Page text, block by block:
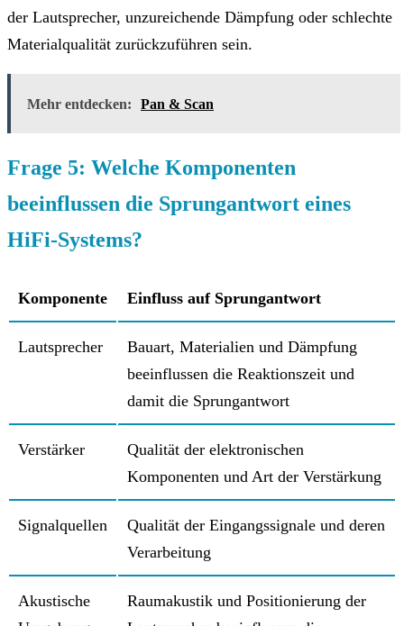
der Lautsprecher, unzureichende Dämpfung oder schlechte
Materialqualität zurückzuführen sein.
Mehr entdecken: Pan & Scan
Frage 5: Welche Komponenten
beeinflussen die Sprungantwort eines
HiFi-Systems?
Komponente Einfluss auf Sprungantwort
Lautsprecher
Bauart, Materialien und Dämpfung
beeinflussen die Reaktionszeit und
damit die Sprungantwort
Verstärker
Qualität der elektronischen
Komponenten und Art der Verstärkung
Signalquellen
Qualität der Eingangssignale und deren
Verarbeitung
Akustische
Raumakustik und Positionierung der